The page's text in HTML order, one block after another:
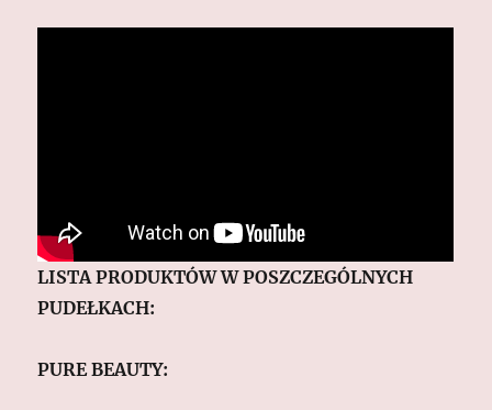
LISTA PRODUKTÓW W POSZCZEGÓLNYCH
PUDEŁKACH:
PURE BEAUTY: